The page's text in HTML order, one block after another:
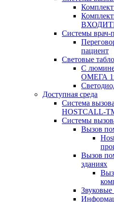
Комплект
Системы врач-
пациент
Световые табло
С
ОМЕГА
Доступная среда
Система
HOSTCALL-
Системы
Вызов
Вызов
зданиях
Звуковые